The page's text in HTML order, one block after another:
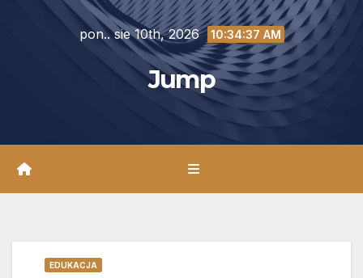
pon.. sie 10th, 2026 10:34:38 AM
Jump
EDUKACJA